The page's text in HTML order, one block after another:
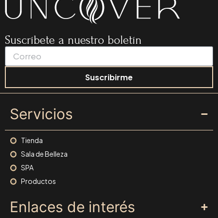
Suscríbete a nuestro boletín
Suscribirme
Servicios
Tienda
Sala de Belleza
SPA
Productos
Enlaces de interés